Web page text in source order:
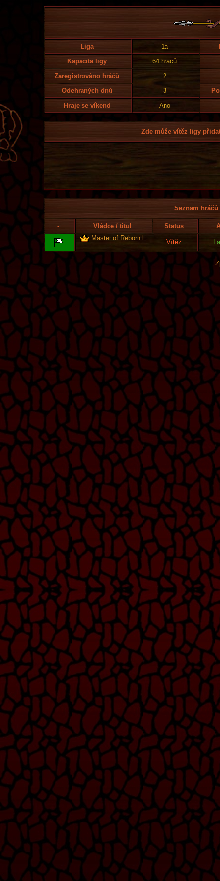
Liga 1a
Kapacita ligy
64 hráčů
Zaregistrováno hráčů
2
Odehraných dnů
3
Hraje se víkend
Ano
Zde může vítěz ligy
Seznam
- Vládce / titul Status
Master of Reborn l.
-
Vítěz